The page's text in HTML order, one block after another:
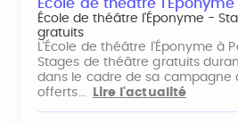
École de théâtre l'Éponyme
École de théâtre l'Éponyme -
gratuits
L'École de théâtre l'Éponyme à
Stages de théâtre gratuits
dans le cadre de sa campagne
offerts…
Lire l'actualité